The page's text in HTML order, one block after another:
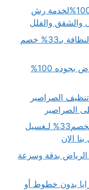
شركة رش مبيدات بالرياض ضمان100%لخدمة رش
شركة تنظيف بعفيف أعلى معايير النظافة بـ33% خصم
كشف تسربات المياه العزيزية الرياض بجوده 100%
الصراصير
شركة تنظيف بيوت شعر بالرياض بخصم33% لـغسيل
بدقة وسرعة
بدون خطوط أو